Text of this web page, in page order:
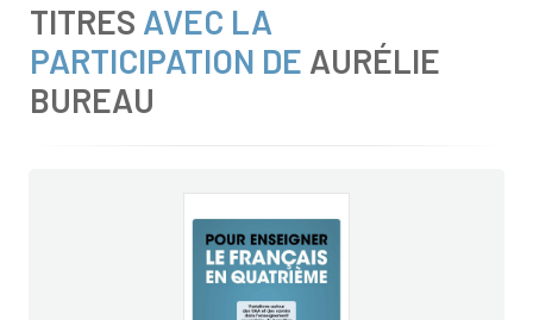
TITRES AVEC LA
PARTICIPATION DE AURÉLIE
BUREAU